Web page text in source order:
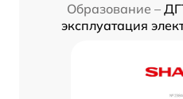
Образование –
эксплуатация